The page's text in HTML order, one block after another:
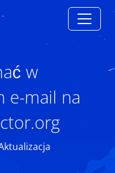
w
e-mail na